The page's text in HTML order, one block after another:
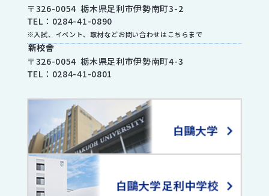
〒326-0054 栃木県足利市伊勢南町3-2
TEL： 0284-41-0890
※入試、イベント、取材などお問い合わせはこちらまで
新校舎
〒326-0054 栃木県足利市伊勢南町4-3
TEL： 0284-41-0801